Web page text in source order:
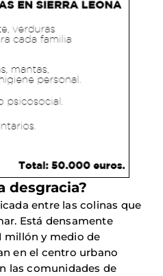
desgracia?
entre las colinas que
Está densamente
millón y medio de
en el centro urbano
las comunidades de